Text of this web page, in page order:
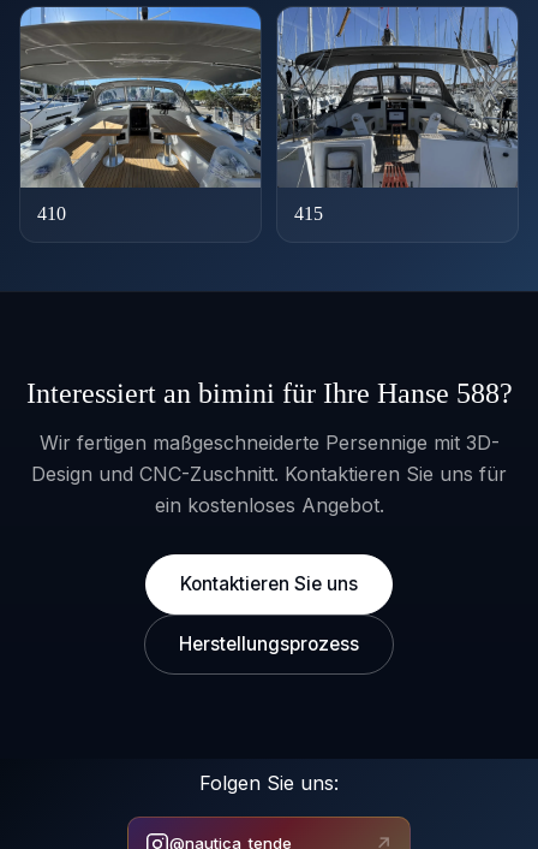
410 415
Interessiert an bimini für Ihre Hanse 588?
Wir fertigen maßgeschneiderte Persennige mit 3D-
Design und CNC-Zuschnitt. Kontaktieren Sie uns für
ein kostenloses Angebot.
Kontaktieren Sie uns
Herstellungsprozess
Folgen Sie uns:
@nautica_tende ↗